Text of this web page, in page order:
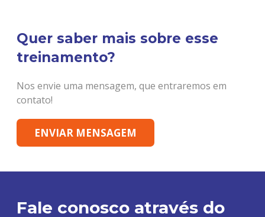
Quer saber mais sobre esse
treinamento?
Nos envie uma mensagem, que entraremos em
contato!
ENVIAR MENSAGEM
Fale conosco através do